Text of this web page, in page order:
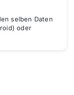
selben Daten
oder